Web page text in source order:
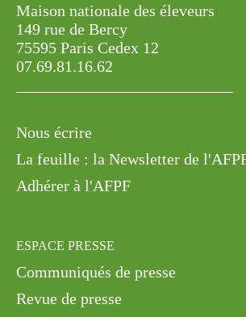
Maison nationale des éleveurs
149 rue de Bercy
75595 Paris Cedex 12
07.69.81.16.62
Nous écrire
La feuille : la Newsletter de l'AFPF
Adhérer à l'AFPF
ESPACE PRESSE
Communiqués de presse
Revue de presse